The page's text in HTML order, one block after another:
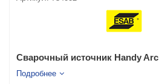
Сварочный источник Handy Arc
Подробнее